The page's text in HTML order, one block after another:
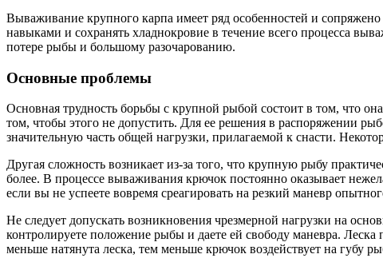
Вываживание крупного карпа имеет ряд особенностей и
навыками и сохранять хладнокровие в течение всего процесса
потере рыбы и большому разочарованию.
Основные проблемы
Основная трудность борьбы с крупной рыбой состоит в том, что
том, чтобы этого не допустить. Для ее решения в распоряжении
значительную часть общей нагрузки, прилагаемой к снасти.
Другая сложность возникает из-за того, что крупную рыбу
более. В процессе вываживания крючок постоянно оказывает
если вы не успеете вовремя среагировать на резкий маневр
Не следует допускать возникновения чрезмерной нагрузки на
контролируете положение рыбы и даете ей свободу маневра.
меньше натянута леска, тем меньше крючок воздействует на губу